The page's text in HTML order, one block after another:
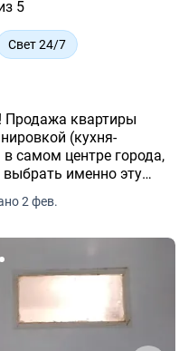
5
Свет 24/7
Продажа квартиры
(кухня-
в самом центре города,
сразу заехать и жить.
2 фев.